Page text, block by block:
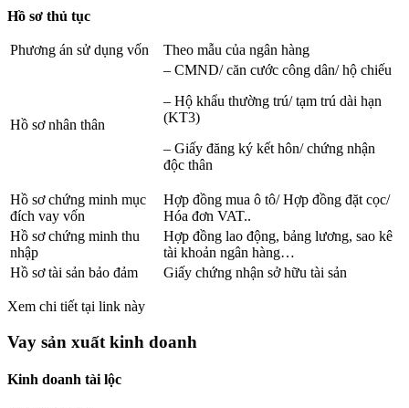
Hồ sơ thủ tục
Phương án sử dụng vốn Theo mẫu của ngân hàng
Hồ sơ nhân thân
– CMND/ căn cước công dân/ hộ chiếu
– Hộ khẩu thường trú/ tạm trú dài hạn
(KT3)
– Giấy đăng ký kết hôn/ chứng nhận
độc thân
Hồ sơ chứng minh mục
đích vay vốn
Hợp đồng mua ô tô/ Hợp đồng đặt cọc/
Hóa đơn VAT..
Hồ sơ chứng minh thu
nhập
Hợp đồng lao động, bảng lương, sao kê
tài khoản ngân hàng…
Hồ sơ tài sản bảo đảm
Giấy chứng nhận sở hữu tài sản
Xem chi tiết tại link này
Vay sản xuất kinh doanh
Kinh doanh tài lộc